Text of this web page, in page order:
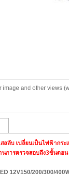
image and other views
สลับ เปลี่ยนเป็นไฟฟ้ากร
านการตรวจสอบถึง3ขั้นต
12V150/200/300/